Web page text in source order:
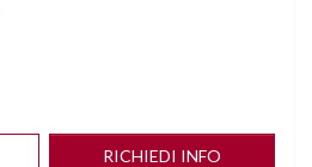
RICHIEDI INFO